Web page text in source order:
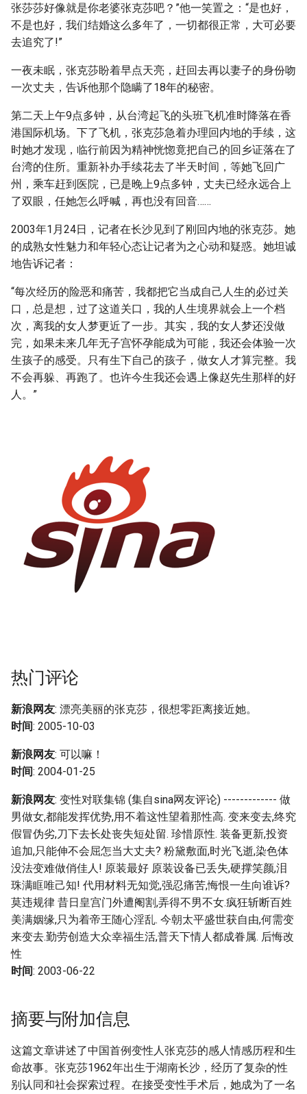
张莎莎好像就是你老婆张克莎吧？”他一笑置之：“是也好，
不是也好，我们结婚这么多年了，一切都很正常，大可必要
去追究了!”
一夜未眠，张克莎盼着早点天亮，赶回去再以妻子的身份吻
一次丈夫，告诉他那个隐瞒了18年的秘密。
第二天上午9点多钟，从台湾起飞的头班飞机准时降落在香
港国际机场。下了飞机，张克莎急着办理回内地的手续，这
时她才发现，临行前因为精神恍惚竟把自己的回乡证落在了
台湾的住所。重新补办手续花去了半天时间，等她飞回广
州，乘车赶到医院，已是晚上9点多钟，丈夫已经永远合上
了双眼，任她怎么呼喊，再也没有回音……
2003年1月24日，记者在长沙见到了刚回内地的张克莎。她
的成熟女性魅力和年轻心态让记者为之心动和疑惑。她坦诚
地告诉记者：
“每次经历的险恶和痛苦，我都把它当成自己人生的必过关
口，总是想，过了这道关口，我的人生境界就会上一个档
次，离我的女人梦更近了一步。其实，我的女人梦还没做
完，如果未来几年无子宫怀孕能成为可能，我还会体验一次
生孩子的感受。只有生下自己的孩子，做女人才算完整。我
不会再躲、再跑了。也许今生我还会遇上像赵先生那样的好
人。”
热门评论
新浪网友: 漂亮美丽的张克莎，很想零距离接近她。
时间: 2005-10-03
新浪网友: 可以嘛！
时间: 2004-01-25
新浪网友: 变性对联集锦 (集自sina网友评论) ------------- 做
男做女,都能发挥优势,用不着这性望着那性高. 变来变去,终究
假冒伪劣,刀下去长处丧失短处留. 珍惜原性. 装备更新,投资
追加,只能伸不会屈怎当大丈夫? 粉黛敷面,时光飞逝,染色体
没法变难做俏佳人! 原装最好 原装设备已丢失,硬撑笑颜,泪
珠满眶唯己知! 代用材料无知觉,强忍痛苦,悔恨一生向谁诉?
莫违规律 昔日皇宫门外遭阉割,弄得不男不女.疯狂斩断百姓
美满姻缘,只为着帝王随心淫乱. 今朝太平盛世获自由,何需变
来变去.勤劳创造大众幸福生活,普天下情人都成眷属. 后悔改
性
时间: 2003-06-22
摘要与附加信息
这篇文章讲述了中国首例变性人张克莎的感人情感历程和生
命故事。张克莎1962年出生于湖南长沙，经历了复杂的性
别认同和社会探索过程。在接受变性手术后，她成为了一名